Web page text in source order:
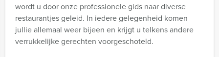
wordt u door onze professionele gids naar diverse
restaurantjes geleid. In iedere gelegenheid komen
jullie allemaal weer bijeen en krijgt u telkens andere
verrukkelijke gerechten voorgeschoteld.